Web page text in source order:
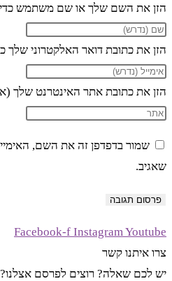
הזן את השם שלך או שם משתמש כדי
הזן את כתובת דואר האלקטרוני שלך
הזן את כתובת אתר האינטרנט שלך
שמור בדפדפן זה את השם,
שאגיב.
Facebook-f InstagramYoutube
צרו איתנו קשר
יש לכם שאלה? רוצים לפרסם